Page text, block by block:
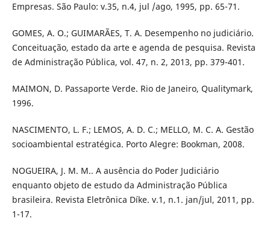
Empresas. São Paulo: v.35, n.4, jul /ago, 1995, pp. 65-71.
GOMES, A. O.; GUIMARÃES, T. A. Desempenho no judiciário.
Conceituação, estado da arte e agenda de pesquisa. Revista
de Administração Pública, vol. 47, n. 2, 2013, pp. 379-401.
MAIMON, D. Passaporte Verde. Rio de Janeiro, Qualitymark,
1996.
NASCIMENTO, L. F.; LEMOS, A. D. C.; MELLO, M. C. A. Gestão
socioambiental estratégica. Porto Alegre: Bookman, 2008.
NOGUEIRA, J. M. M.. A ausência do Poder Judiciário
enquanto objeto de estudo da Administração Pública
brasileira. Revista Eletrônica Díke. v.1, n.1. jan/jul, 2011, pp.
1-17.